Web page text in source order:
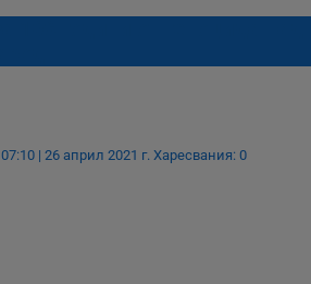
07:10 | 26 април 2021 г. Харесвания: 0